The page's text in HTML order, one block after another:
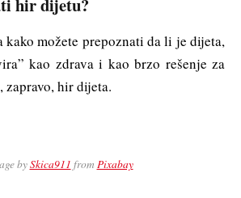
hir dijetu?
kako možete prepoznati da li je dijeta,
kao zdrava i kao brzo rešenje za
hir dijeta.
bySkica911 from Pixabay